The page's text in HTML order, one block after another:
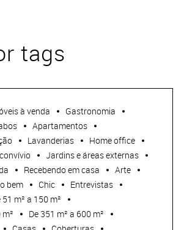
tags
à venda
Gastronomia
Apartamentos
Lavanderias
Home office
Jardins e áreas externas
Recebendo em casa
Arte
bem Chic
Entrevistas
51 m² a 150 m²
De 351 m² a 600 m²